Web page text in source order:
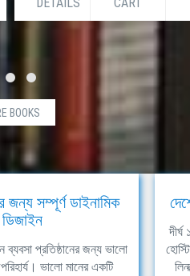
BOOKS
সম্পূর্ণ ডাইনামিক
প্রতিষ্ঠানের জন্য ভালো
ভালো মানের একটি